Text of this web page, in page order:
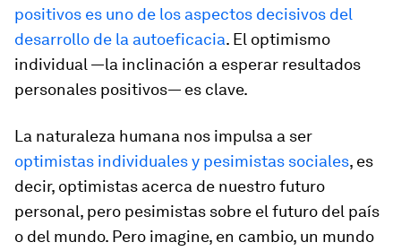
positivos es uno de los aspectos decisivos del
desarrollo de la autoeficacia. El optimismo
individual —la inclinación a esperar resultados
personales positivos— es clave.
La naturaleza humana nos impulsa a ser
optimistas individuales y pesimistas sociales, es
decir, optimistas acerca de nuestro futuro
personal, pero pesimistas sobre el futuro del país
o del mundo. Pero imagine, en cambio, un mundo